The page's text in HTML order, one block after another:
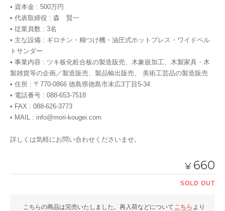
• 資本金 : 500万円
• 代表取締役 : 森 賢一
• 従業員数 : 3名
• 主な設備 : ギロチン・糊つけ機・油圧式ホットプレス・ワイドベル
トサンダー
• 事業内容 : ツキ板化粧合板の製造販売、木象嵌加工、木製家具・木
製雑貨等の企画／製造販売、製品輸出販売、 美術工芸品の製造販売
• 住所 : 〒770-0866 徳島県徳島市末広3丁目5-34
• 電話番号 : 088-653-7518
• FAX : 088-626-3773
• MAIL : info@mori-kougei.com
詳しくは気軽にお問い合わせくださいませ。
¥ 660
SOLD OUT
こちらの商品は完売いたしました。再入荷などについて こちら より